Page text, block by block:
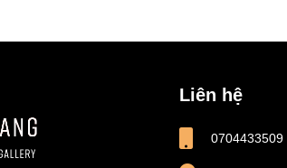
Liên hệ
0704433509